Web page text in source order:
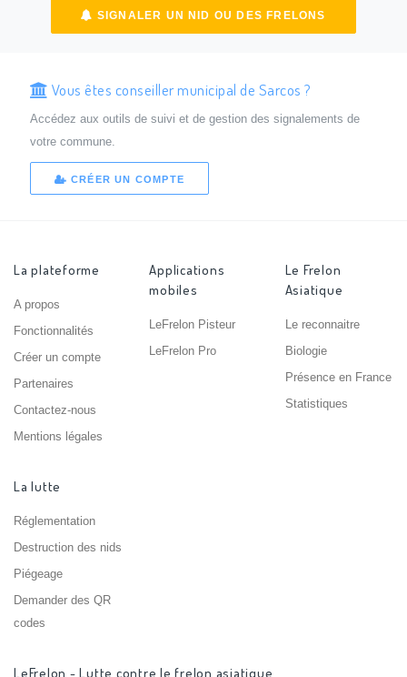
SIGNALER UN NID OU DES FRELONS
Vous êtes conseiller municipal de Sarcos ?
Accédez aux outils de suivi et de gestion des signalements de
votre commune.
CRÉER UN COMPTE
La plateforme
A propos
Fonctionnalités
Créer un compte
Partenaires
Contactez-nous
Mentions légales
Applications
mobiles
LeFrelon Pisteur
LeFrelon Pro
Le Frelon
Asiatique
Le reconnaitre
Biologie
Présence en France
Statistiques
La lutte
Réglementation
Destruction des nids
Piégeage
Demander des QR
codes
LeFrelon - Lutte contre le frelon asiatique